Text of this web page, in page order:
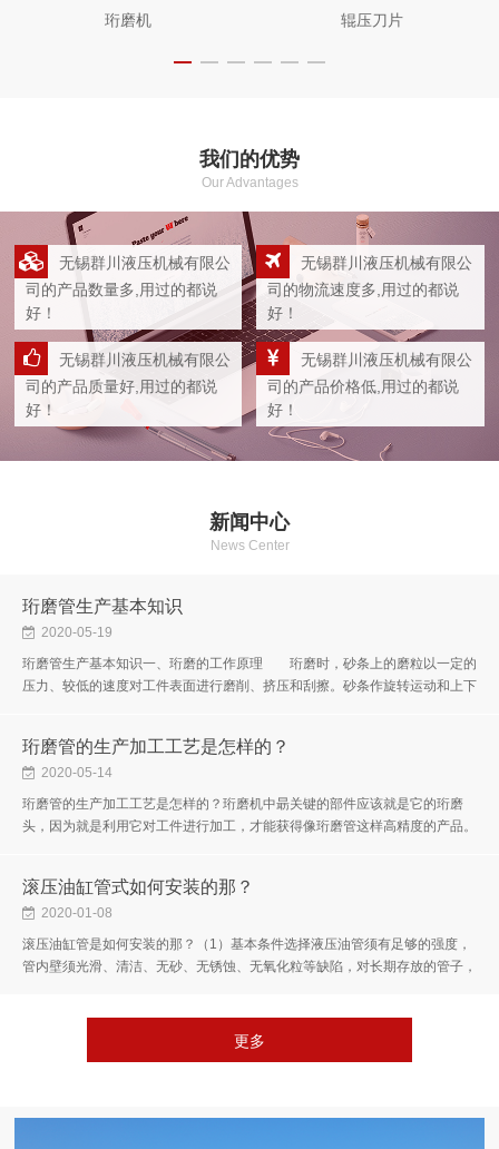
珩磨机 辊压刀片
我们的优势
Our Advantages
无锡群川液压机械有限公
司的产品数量多,用过的都说
好！
无锡群川液压机械有限公
司的物流速度多,用过的都说
好！
无锡群川液压机械有限公
司的产品质量好,用过的都说
好！
无锡群川液压机械有限公
司的产品价格低,用过的都说
好！
新闻中心
News Center
珩磨管生产基本知识
2020-05-19
珩磨管生产基本知识一、珩磨的工作原理 珩磨时，砂条上的磨粒以一定的
压力、较低的速度对工件表面进行磨削、挤压和刮擦。砂条作旋转运动和上下
珩磨管的生产加工工艺是怎样的？
2020-05-14
珩磨管的生产加工工艺是怎样的？珩磨机中朂关键的部件应该就是它的珩磨
头，因为就是利用它对工件进行加工，才能获得像珩磨管这样高精度的产品。
滚压油缸管式如何安装的那？
2020-01-08
滚压油缸管是如何安装的那？（1）基本条件选择液压油管须有足够的强度，
管内壁须光滑、清洁、无砂、无锈蚀、无氧化粒等缺陷，对长期存放的管子，
更多